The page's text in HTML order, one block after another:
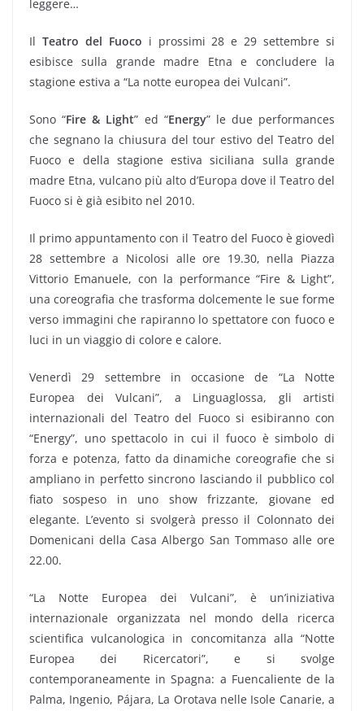
leggere…
Il Teatro del Fuoco i prossimi 28 e 29 settembre si
esibisce sulla grande madre Etna e concludere la
stagione estiva a “La notte europea dei Vulcani”.
Sono “Fire & Light” ed “Energy” le due performances
che segnano la chiusura del tour estivo del Teatro del
Fuoco e della stagione estiva siciliana sulla grande
madre Etna, vulcano più alto d’Europa dove il Teatro del
Fuoco si è già esibito nel 2010.
Il primo appuntamento con il Teatro del Fuoco è giovedì
28 settembre a Nicolosi alle ore 19.30, nella Piazza
Vittorio Emanuele, con la performance “Fire & Light”,
una coreografia che trasforma dolcemente le sue forme
verso immagini che rapiranno lo spettatore con fuoco e
luci in un viaggio di colore e calore.
Venerdì 29 settembre in occasione de “La Notte
Europea dei Vulcani”, a Linguaglossa, gli artisti
internazionali del Teatro del Fuoco si esibiranno con
“Energy”, uno spettacolo in cui il fuoco è simbolo di
forza e potenza, fatto da dinamiche coreografie che si
ampliano in perfetto sincrono lasciando il pubblico col
fiato sospeso in uno show frizzante, giovane ed
elegante. L’evento si svolgerà presso il Colonnato dei
Domenicani della Casa Albergo San Tommaso alle ore
22.00.
“La Notte Europea dei Vulcani”, è un’iniziativa
internazionale organizzata nel mondo della ricerca
scientifica vulcanologica in concomitanza alla “Notte
Europea dei Ricercatori”, e si svolge
contemporaneamente in Spagna: a Fuencaliente de la
Palma, Ingenio, Pájara, La Orotava nelle Isole Canarie, a